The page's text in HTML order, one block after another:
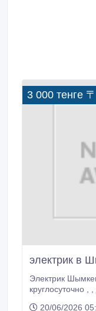
3 000 тенге 〒
электрик в
Электрик Шымкент аварийный выезд Александр
круглосуточно , , дипломированный специалист к
20/06/2026